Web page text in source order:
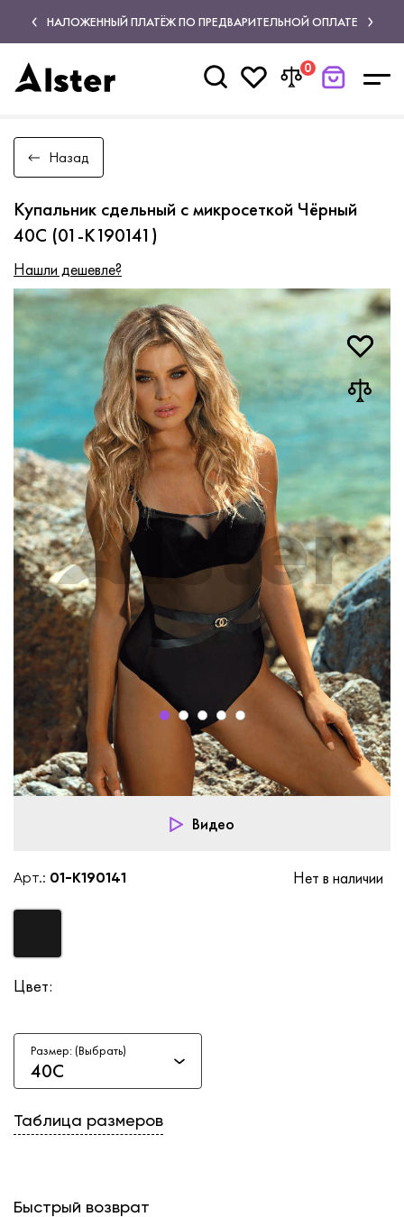
НАЛОЖЕННЫЙ ПЛАТЁЖ ПО ПРЕДВАРИТЕЛЬНОЙ ОПЛАТЕ
0
Назад
Купальник сдельный с микросеткой Чёрный
40C (01-K190141)
Нашли дешевле?
Видео
Арт.: 01-K190141 Нет в наличии
Цвет:
Размер: (Выбрать)
40C
Таблица размеров
Быстрый возврат